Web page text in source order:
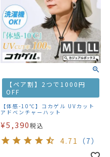
【ペア割】2つで1000円
OFF
【体感-10℃】コカゲル UVカット
アドベンチャーハット
¥5,390税込
4.71 （7）